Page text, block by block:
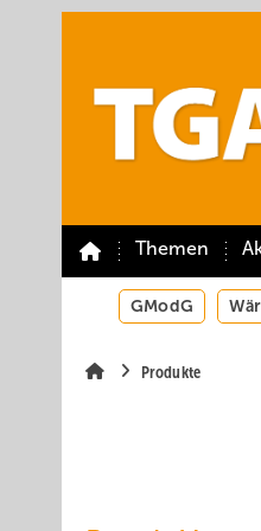
Themen
GModG
Produkte